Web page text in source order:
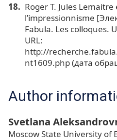
Roger T. Jules
l’impressionnisme
Fabula. Les colloques.
URL:
http://
nt1609.php (дата
Author
Svetlana
Moscow State University of